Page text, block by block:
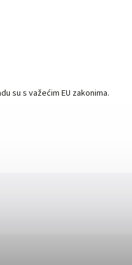
su s važećim EU zakonima.